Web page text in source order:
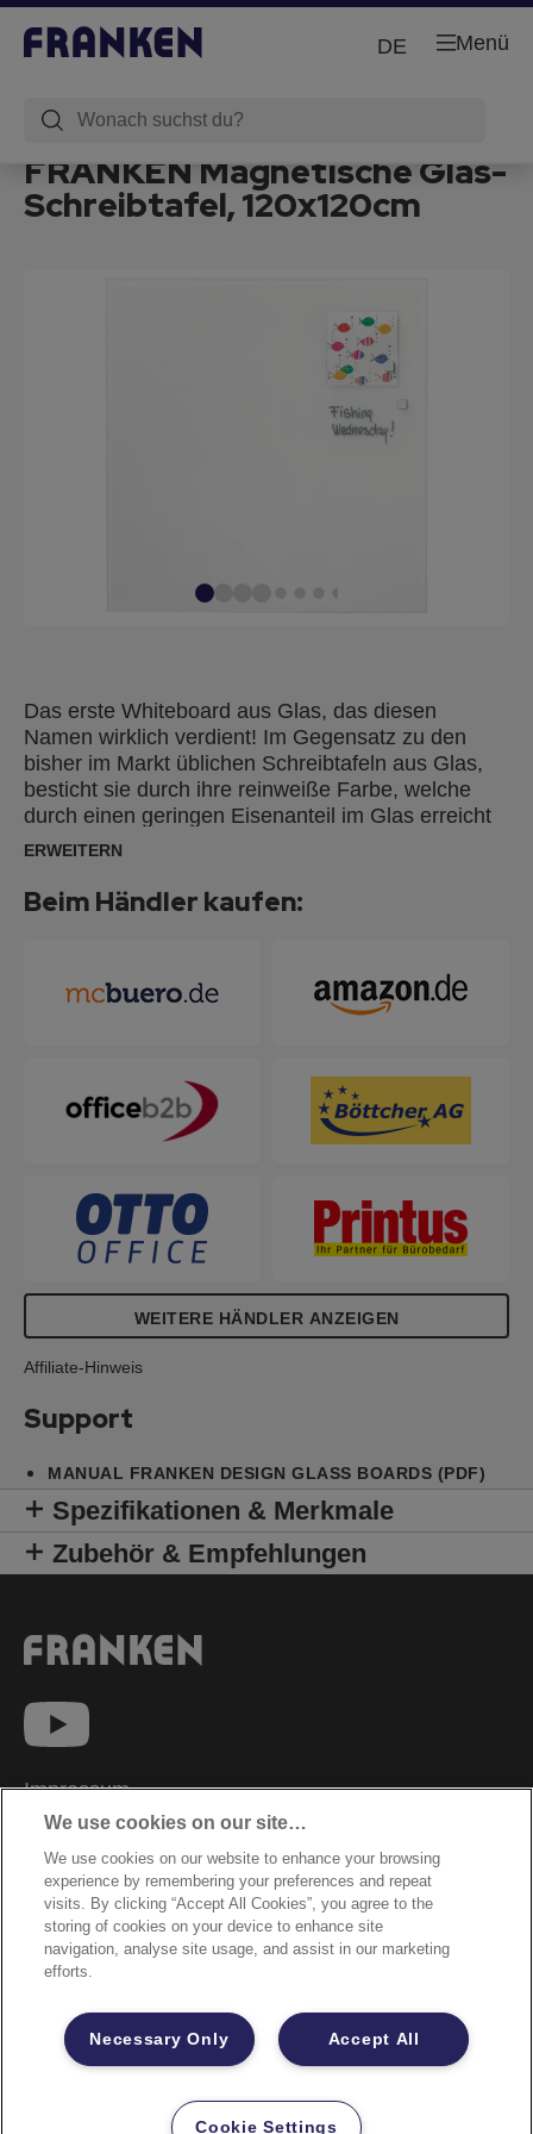
Menü
DE
FRANKEN Magnetische Glas-
Schreibtafel, 120x120cm
Das erste Whiteboard aus Glas, das diesen
Namen wirklich verdient! Im Gegensatz zu den
bisher im Markt üblichen Schreibtafeln aus Glas,
besticht sie durch ihre reinweiße Farbe, welche
durch einen geringen Eisenanteil im Glas erreicht
wird. Die magnethaftende Tafel ist in
rahmenlose Aufhängung rundet das überzeugende
direkt neben- oder untereinander im Hoch oder
Querformat montiert werden. Lieferung inkl. 2
Bohrschablone. 25 Jahre Herstellergarantie auf die
4mm Glas-Oberfläche (Tempered Glass) bei
ordnungsgemäßer Nutzung.
ERWEITERN
Beim Händler kaufen:
WEITERE HÄNDLER ANZEIGEN
Affiliate-Hinweis
Support
MANUAL FRANKEN DESIGN GLASS BOARDS (PDF)
Spezifikationen & Merkmale
Zubehör & Empfehlungen
Impressum
Datenschutzhinweise
Datenzugriffsberechtigung
Sicherheitsdatenblätter
Cookie Richtlinie
Rechtliche Hinweise
Garantiebestimmungen
Site Map
©2026 ACCO Brands
We use cookies on our site…
We use cookies on our website to enhance your browsing
experience by remembering your preferences and repeat
visits. By clicking “Accept All Cookies”, you agree to the
storing of cookies on your device to enhance site
navigation, analyse site usage, and assist in our marketing
efforts.
Accept All
Necessary Only
Cookie Settings